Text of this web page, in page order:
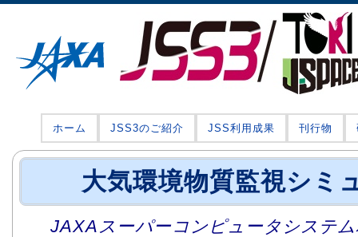
ホーム JSS3のご紹介 JSS利用成果 刊行物
大気環境物質監視シミ
JAXAスーパーコンピュータシステ